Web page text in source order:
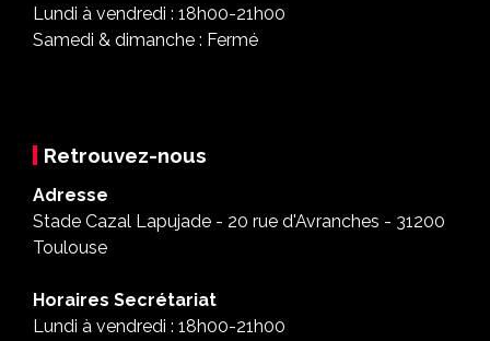
Lundi à vendredi : 18h00-21h00
Samedi & dimanche : Fermé
Retrouvez-nous
Adresse
Stade Cazal Lapujade - 20 rue d'Avranches - 31200
Toulouse
Horaires Secrétariat
Lundi à vendredi : 18h00-21h00